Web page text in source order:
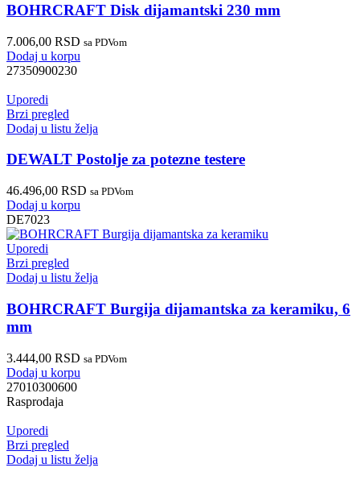
BOHRCRAFT Disk dijamantski 230 mm
7.006,00 RSD sa PDVom
Dodaj u korpu
27350900230
Uporedi
Brzi pregled
Dodaj u listu želja
DEWALT Postolje za potezne testere
46.496,00 RSD sa PDVom
Dodaj u korpu
DE7023
Uporedi
Brzi pregled
Dodaj u listu želja
BOHRCRAFT Burgija dijamantska za keramiku, 6
mm
3.444,00 RSD sa PDVom
Dodaj u korpu
27010300600
Rasprodaja
Uporedi
Brzi pregled
Dodaj u listu želja